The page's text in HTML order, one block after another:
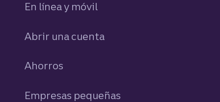
En línea y móvil
Abrir una cuenta
Ahorros
Empresas pequeñas